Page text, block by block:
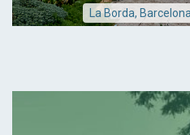
La Borda,